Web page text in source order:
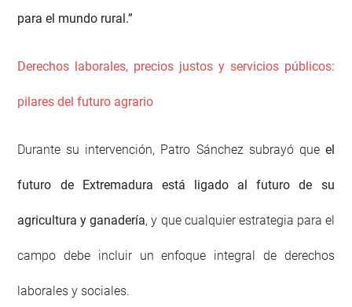
para el mundo rural.”
Derechos laborales, precios justos y servicios públicos:
pilares del futuro agrario
Durante su intervención, Patro Sánchez subrayó que el
futuro de Extremadura está ligado al futuro de su
agricultura y ganadería, y que cualquier estrategia para el
campo debe incluir un enfoque integral de derechos
laborales y sociales.